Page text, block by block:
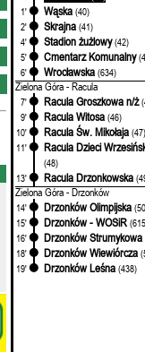
1'
Wąska (40)
2'
Skrajna (41)
4'
Stadion żużlowy (42)
5'
Cmentarz Komunalny
6'
Wrocławska (634)
Zielona Góra - Racula
7' Racula Groszkowa n/ż
9'
Racula Witosa (46)
10'
Racula Św. Mikołaja
11'
Racula Dzieci
(48)
13'
Racula Drzonkowska
Zielona Góra - Drzonków
14' Drzonków Olimpijska
15'
Drzonków - WOSiR
16'
Drzonków Strumykowa
18' Drzonków Wiewiórcza
19'
Drzonków Leśna (438)